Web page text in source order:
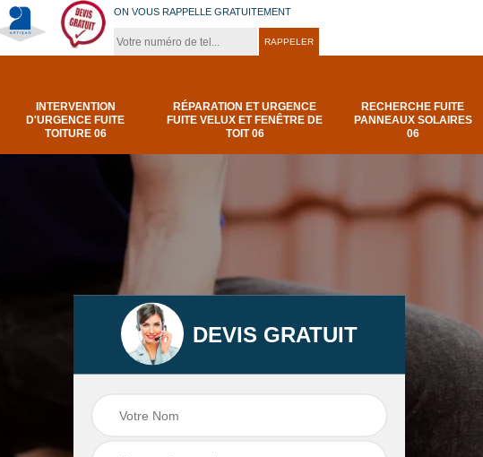
ON VOUS RAPPELLE GRATUITEMENT
INTERVENTION
D'URGENCE FUITE
TOITURE 06
RÉPARATION ET URGENCE
FUITE VELUX ET FENÊTRE DE
TOIT 06
RECHERCHE FUITE
PANNEAUX SOLAIRES
06
Réparation fuite de
Urgence et
depannage fuite
toiture-06
DEVIS GRATUIT